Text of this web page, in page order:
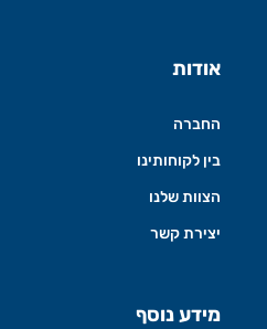
אודות
החברה
בין לקוחותינו
הצוות שלנו
יצירת קשר
מידע נוסף